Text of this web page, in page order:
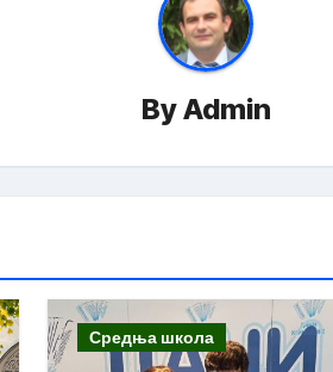
ByAdmin
Средња школа